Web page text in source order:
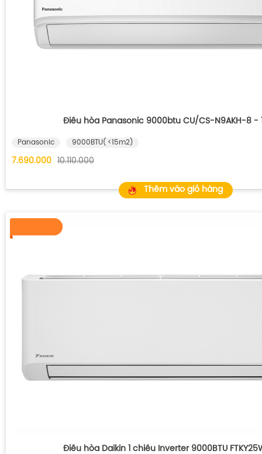
Điều hòa Panasonic 9000btu CU/CS-N9AKH-8 -
Panasonic 9000BTU( <15m2)
7.690.000 10.110.000
Thêm vào giỏ hàng
Điều hòa Daikin 1 chiều Inverter 9000BTU